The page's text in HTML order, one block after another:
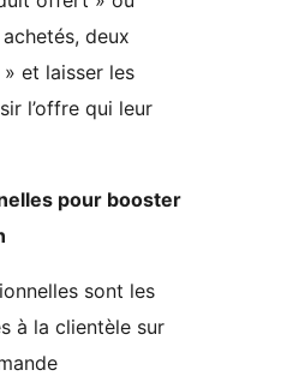
deux
et laisser les
l’offre qui leur
pour booster
sont les
à la clientèle sur